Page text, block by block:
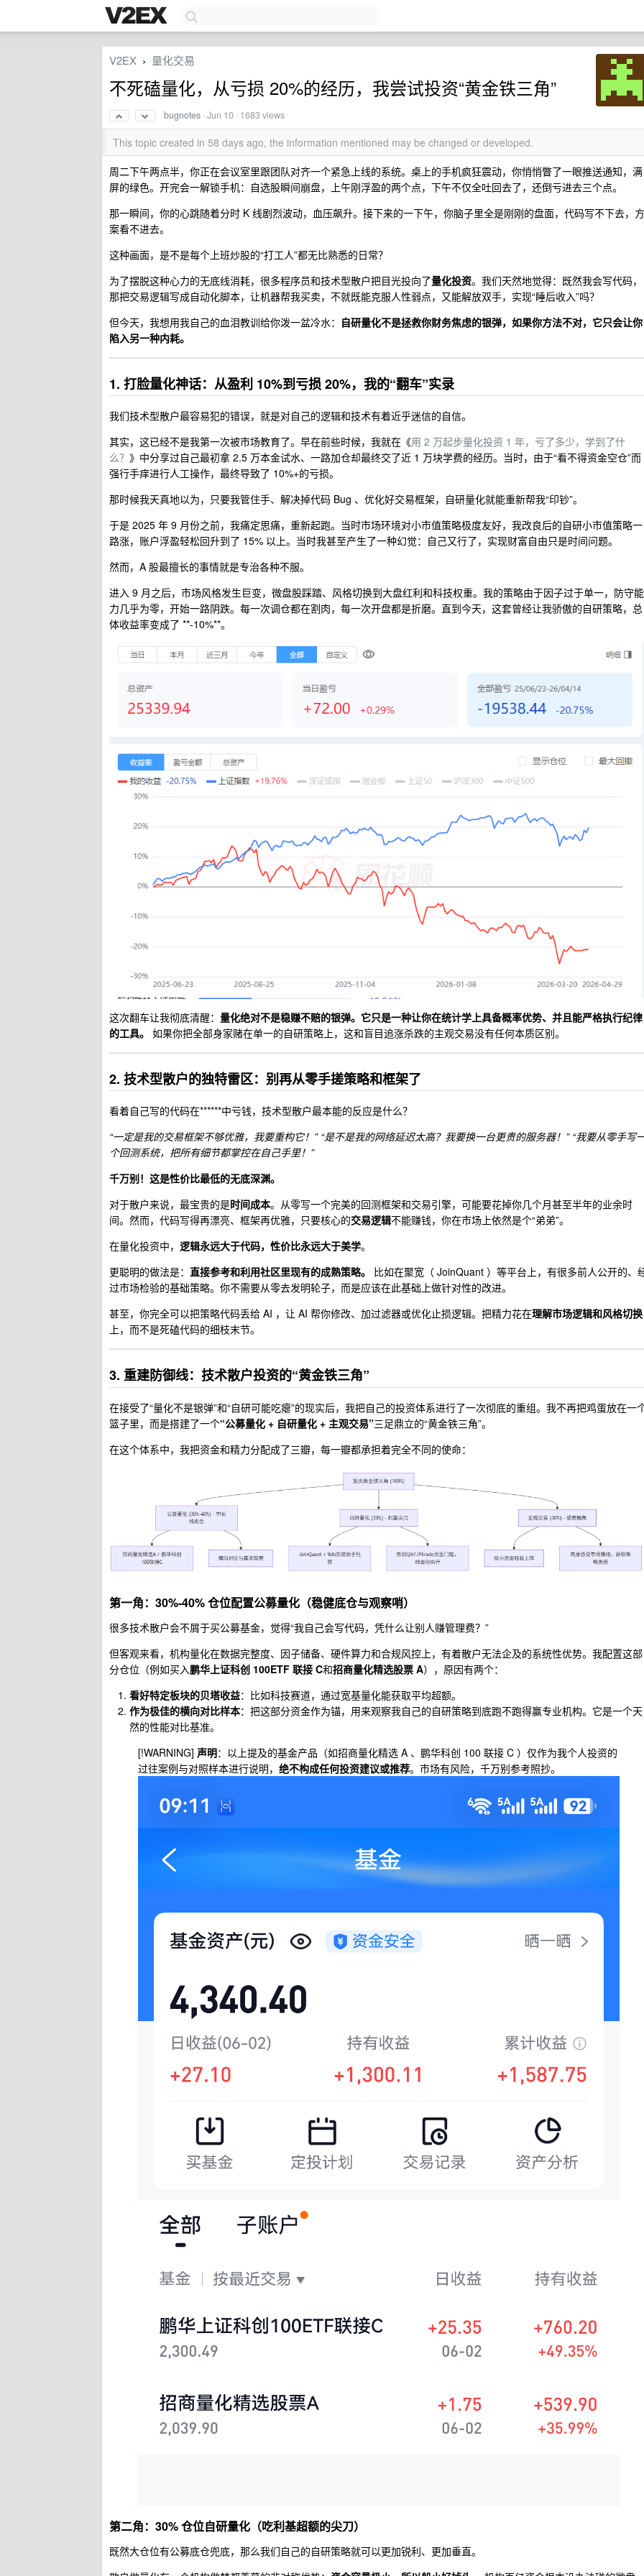
V2EX › 量化交易
不死磕量化，从亏损 20%的经历，我尝试投资“黄金铁三角”
bugnotes ·Jun 10 · 1683 views
This topic created in 58 days ago, the information mentioned may be changed or developed.
周二下午两点半，你正在会议室里跟团队对齐一个紧急上线的系统。桌上的手机疯狂震动，你悄悄瞥了一眼推送通知，满
屏的绿色。开完会一解锁手机：自选股瞬间崩盘，上午刚浮盈的两个点，下午不仅全吐回去了，还倒亏进去三个点。
那一瞬间，你的心跳随着分时 K 线剧烈波动，血压飙升。接下来的一下午，你脑子里全是刚刚的盘面，代码写不下去，方
案看不进去。
这种画面，是不是每个上班炒股的“打工人”都无比熟悉的日常？
为了摆脱这种心力的无底线消耗，很多程序员和技术型散户把目光投向了量化投资。我们天然地觉得：既然我会写代码，
那把交易逻辑写成自动化脚本，让机器帮我买卖，不就既能克服人性弱点，又能解放双手，实现“睡后收入”吗？
但今天，我想用我自己的血泪教训给你泼一盆冷水： 自研量化不是拯救你财务焦虑的银弹，如果你方法不对，它只会让你
陷入另一种内耗。
1. 打脸量化神话：从盈利 10%到亏损 20%，我的“翻车”实录
我们技术型散户最容易犯的错误，就是对自己的逻辑和技术有着近乎迷信的自信。
其实，这已经不是我第一次被市场教育了。早在前些时候，我就在《用 2 万起步量化投资 1 年，亏了多少，学到了什
么？ 》中分享过自己最初拿 2.5 万本金试水、一路加仓却最终交了近 1 万块学费的经历。当时，由于“看不得资金空仓”而
强行手痒进行人工操作，最终导致了 10%+的亏损。
那时候我天真地以为，只要我管住手、解决掉代码 Bug 、优化好交易框架，自研量化就能重新帮我“印钞”。
于是 2025 年 9 月份之前，我痛定思痛，重新起跑。当时市场环境对小市值策略极度友好，我改良后的自研小市值策略一
路涨，账户浮盈轻松回升到了 15% 以上。当时我甚至产生了一种幻觉：自己又行了，实现财富自由只是时间问题。
然而，A 股最擅长的事情就是专治各种不服。
进入 9 月之后，市场风格发生巨变，微盘股踩踏、风格切换到大盘红利和科技权重。我的策略由于因子过于单一，防守能
力几乎为零，开始一路阴跌。每一次调仓都在割肉，每一次开盘都是折磨。直到今天，这套曾经让我骄傲的自研策略，总
体收益率变成了 **-10%**。
这次翻车让我彻底清醒： 量化绝对不是稳赚不赔的银弹。它只是一种让你在统计学上具备概率优势、并且能严格执行纪律
的工具。 如果你把全部身家赌在单一的自研策略上，这和盲目追涨杀跌的主观交易没有任何本质区别。
2. 技术型散户的独特雷区：别再从零手搓策略和框架了
看着自己写的代码在******中亏钱，技术型散户最本能的反应是什么？
“一定是我的交易框架不够优雅，我要重构它！” “是不是我的网络延迟太高？我要换一台更贵的服务器！” “我要从零手写
个回测系统，把所有细节都掌控在自己手里！”
千万别！这是性价比最低的无底深渊。
对于散户来说，最宝贵的是时间成本。从零写一个完美的回测框架和交易引擎，可能要花掉你几个月甚至半年的业余时
间。然而，代码写得再漂亮、框架再优雅，只要核心的交易逻辑不能赚钱，你在市场上依然是个“弟弟”。
在量化投资中， 逻辑永远大于代码，性价比永远大于美学。
更聪明的做法是： 直接参考和利用社区里现有的成熟策略。
比如在聚宽（ JoinQuant ）等平台上，有很多前人公开的、
过市场检验的基础策略。你不需要从零去发明轮子，而是应该在此基础上做针对性的改进。
甚至，你完全可以把策略代码丢给 AI ，让 AI 帮你修改、加过滤器或优化止损逻辑。把精力花在理解市场逻辑和风格切换
上，而不是死磕代码的细枝末节。
3. 重建防御线：技术散户投资的“黄金铁三角”
在接受了“量化不是银弹”和“自研可能吃瘪”的现实后，我把自己的投资体系进行了一次彻底的重组。我不再把鸡蛋放在一
篮子里，而是搭建了一个“公募量化 + 自研量化 + 主观交易”三足鼎立的“黄金铁三角”。
在这个体系中，我把资金和精力分配成了三瓣，每一瓣都承担着完全不同的使命：
第一角：30%-40% 仓位配置公募量化（稳健底仓与观察哨）
很多技术散户会不屑于买公募基金，觉得“我自己会写代码，凭什么让别人赚管理费？”
但客观来看，机构量化在数据完整度、因子储备、硬件算力和合规风控上，有着散户无法企及的系统性优势。我配置这部
分仓位（例如买入鹏华上证科创 100ETF 联接 C和招商量化精选股票 A），原因有两个：
看好特定板块的贝塔收益：比如科技赛道，通过宽基量化能获取平均超额。
作为极佳的横向对比样本：把这部分资金作为锚，用来观察我自己的自研策略到底跑不跑得赢专业机构。它是一个天
然的性能对比基准。
[!WARNING] 声明：以上提及的基金产品（如招商量化精选 A 、鹏华科创 100 联接 C ）仅作为我个人投资的
过往案例与对照样本进行说明， 绝不构成任何投资建议或推荐。市场有风险，千万别参考照抄。
第二角：30% 仓位自研量化（吃利基超额的尖刀）
既然大仓位有公募底仓兜底，那么我们自己的自研策略就可以更加锐利、更加垂直。